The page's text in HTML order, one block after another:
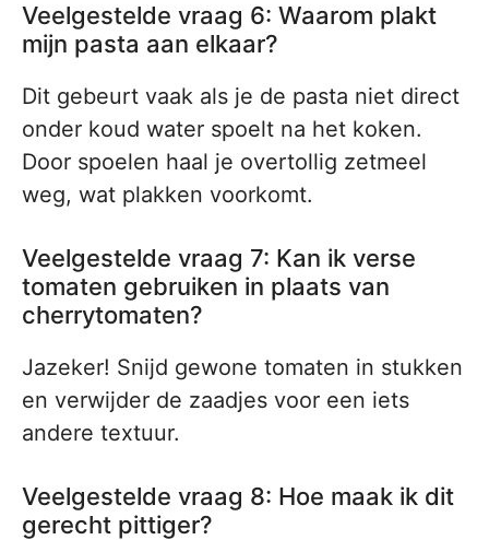
Veelgestelde vraag 6: Waarom plakt
mijn pasta aan elkaar?
Dit gebeurt vaak als je de pasta niet direct
onder koud water spoelt na het koken.
Door spoelen haal je overtollig zetmeel
weg, wat plakken voorkomt.
Veelgestelde vraag 7: Kan ik verse
tomaten gebruiken in plaats van
cherrytomaten?
Jazeker! Snijd gewone tomaten in stukken
en verwijder de zaadjes voor een iets
andere textuur.
Veelgestelde vraag 8: Hoe maak ik dit
gerecht pittiger?